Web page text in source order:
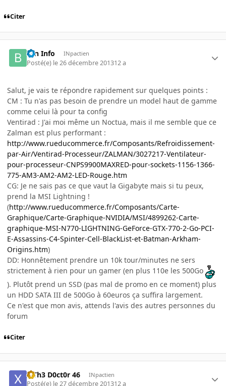
Citer
Brn Info INpactien
Posté(e) le 26 décembre 201312 a
Salut, je vais te répondre rapidement sur quelques points :
CM : Tu n'as pas besoin de prendre un model haut de gamme
comme celui là pour ta config
Ventirad : J'ai moi même un Noctua, mais il me semble que ce
Zalman est plus performant :
http://www.rueducommerce.fr/Composants/Refroidissement-
par-Air/Ventirad-Processeur/ZALMAN/3027217-Ventilateur-
pour-processeur-CNPS9900MAXRED-pour-sockets-1156-1366-
775-AM3-AM2-AM2-LED-Rouge.htm
CG: Je ne sais pas ce que vaut la Gigabyte mais si tu peux,
prend la MSI Lightning !
(http://www.rueducommerce.fr/Composants/Carte-
Graphique/Carte-Graphique-NVIDIA/MSI/4899262-Carte-
graphique-MSI-N770-LIGHTNING-GeForce-GTX-770-2-Go-PCI-
E-Assassins-C4-Spinter-Cell-BlackList-et-Batman-Arkham-
Origins.htm)
DD: Honnêtement prendre un 10k tour/minutes ne sers
strictement à rien pour un gamer (en plus 110e les 500Go
). Plutôt prend un SSD (pas mal de promo en ce moment) plus
un HDD SATA III de 500Go à 60euros ça suffira largement.
Ce n'est que mon avis, attends l'avis des autres personnes du
forum
Citer
x Th3 D0ct0r 46 INpactien
Posté(e) le 27 décembre 201312 a